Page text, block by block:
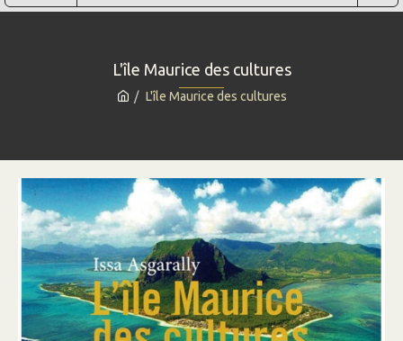
L'île Maurice des cultures
L'île Maurice des cultures